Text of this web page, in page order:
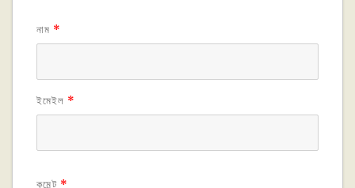
নাম *
ইমেইল *
কমেন্ট *